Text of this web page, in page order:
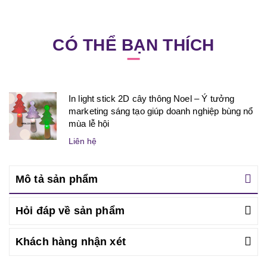
CÓ THỂ BẠN THÍCH
In light stick 2D cây thông Noel – Ý tưởng
marketing sáng tạo giúp doanh nghiệp bùng nổ
mùa lễ hội
Liên hệ
Mô tả sản phẩm
Hỏi đáp về sản phẩm
Khách hàng nhận xét